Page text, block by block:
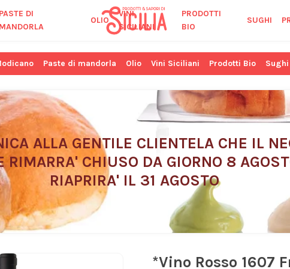
PASTE DI
MANDORLA
OLIO
VINI
SICILIANI
PRODOTTI
BIO
SUGHI
Paste di mandorla Olio Vini Siciliani Prodotti Bio Sughi
ALLA GENTILE CLIENTELA CHE IL
RIMARRA' CHIUSO DA GIORNO 8
RIAPRIRA' IL 31 AGOSTO
*Vino Rosso 1607